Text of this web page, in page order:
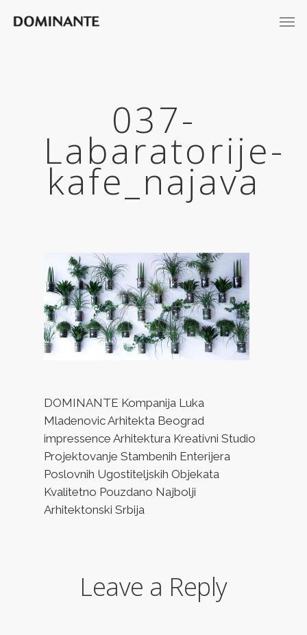
037-
Labaratorije-
kafe_najava
DOMINANTE Kompanija Luka
Mladenovic Arhitekta Beograd
impressence Arhitektura Kreativni Studio
Projektovanje Stambenih Enterijera
Poslovnih Ugostiteljskih Objekata
Kvalitetno Pouzdano Najbolji
Arhitektonski Srbija
Leave a Reply